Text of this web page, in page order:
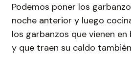
Podemos poner los
noche anterior y luego
los garbanzos que vienen
y que traen su caldo